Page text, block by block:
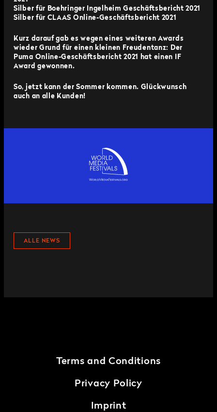
Silber für Boehringer Ingelheim Geschäftsbericht 2021
Silber für CLAAS Online-Geschäftsbericht 2021
Kurz darauf gab es wegen eines weiteren Awards
wieder Grund für einen kleinen Freudentanz: Der
Puma Online-Geschäftsbericht 2021 hat einen IF
Award gewonnen.
So, jetzt kann der Sommer kommen. Glückwunsch
auch an alle Kunden!
ALLE NEWS
Terms and Conditions
Privacy Policy
Imprint